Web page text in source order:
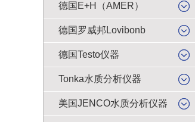
德国E+H（AMER）
德国罗威邦Lovibonb
德国Testo仪器
Tonka水质分析仪器
美国JENCO水质分析仪器